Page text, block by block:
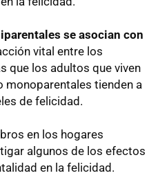
se asocian con
vital entre los
que los adultos que viven
monoparentales tienden a
de felicidad.
en los hogares
algunos de los efectos
en la felicidad.